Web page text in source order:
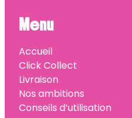
Menu
Accueil
Click Collect
Livraison
Nos ambitions
Conseils d’utilisation